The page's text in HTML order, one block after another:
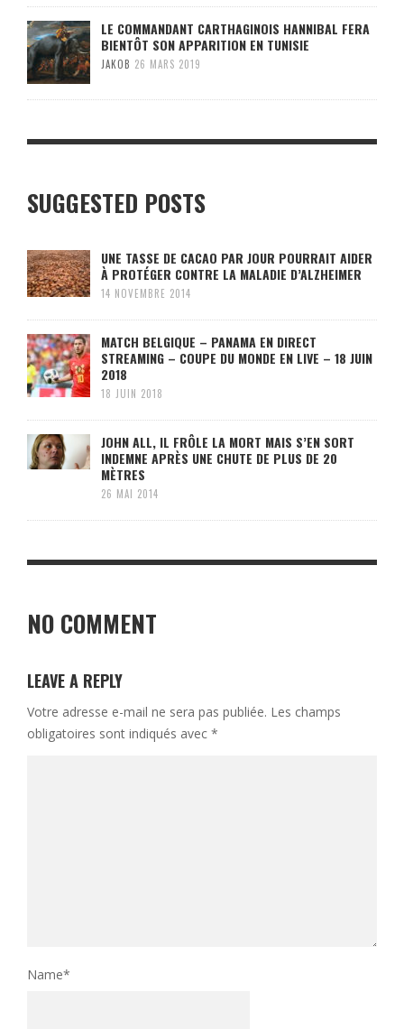
LE COMMANDANT CARTHAGINOIS HANNIBAL FERA
BIENTÔT SON APPARITION EN TUNISIE
JAKOB 26 MARS 2019
SUGGESTED POSTS
UNE TASSE DE CACAO PAR JOUR POURRAIT AIDER
À PROTÉGER CONTRE LA MALADIE D’ALZHEIMER
14 NOVEMBRE 2014
MATCH BELGIQUE – PANAMA EN DIRECT
STREAMING – COUPE DU MONDE EN LIVE – 18 JUIN
2018
18 JUIN 2018
JOHN ALL, IL FRÔLE LA MORT MAIS S’EN SORT
INDEMNE APRÈS UNE CHUTE DE PLUS DE 20
MÈTRES
26 MAI 2014
NO COMMENT
LEAVE A REPLY
Votre adresse e-mail ne sera pas publiée. Les champs
obligatoires sont indiqués avec *
Name*